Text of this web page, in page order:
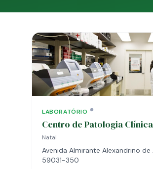
LABORATÓRIO
Centro de Patologia Clínica
Natal
Avenida Almirante Alexandrino de
59031-350